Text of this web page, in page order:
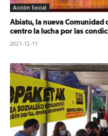
Acción Social
Abiatu, la nueva Comunidad
centro la lucha por las
2021-12-11